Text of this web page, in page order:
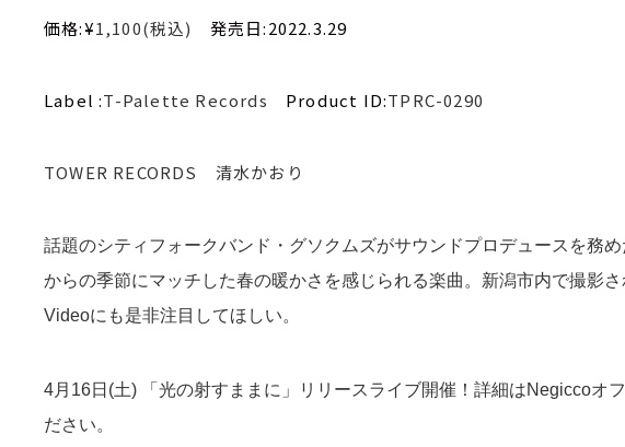
価格:¥1,100(税込) 発売日:2022.3.29
Label :T-Palette Records Product ID:TPRC-0290
TOWER RECORDS 清水かおり
話題のシティフォークバンド・グソクムズがサウンドプロデュースを務
からの季節にマッチした春の暖かさを感じられる楽曲。新潟市内で撮影
Videoにも是非注目してほしい。
4月16日(土) 「光の射すままに」リリースライブ開催！詳細はNegiccoオ
ださい。